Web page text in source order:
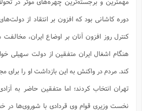
دوره کاشانی بود که افزون بر انتقاد از
هنگام اشغال ایران متفقین از دولت سهیلی
تهران انتخاب کردند؛ اما متفقین حاضر به
نخست وزیری قوام وی قردادی با شوروی‌ها